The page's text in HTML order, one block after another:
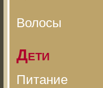
Волосы
Дети
Питание